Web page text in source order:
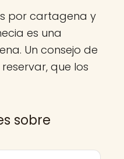
por cartagena y
es una
Un consejo de
que los
sobre